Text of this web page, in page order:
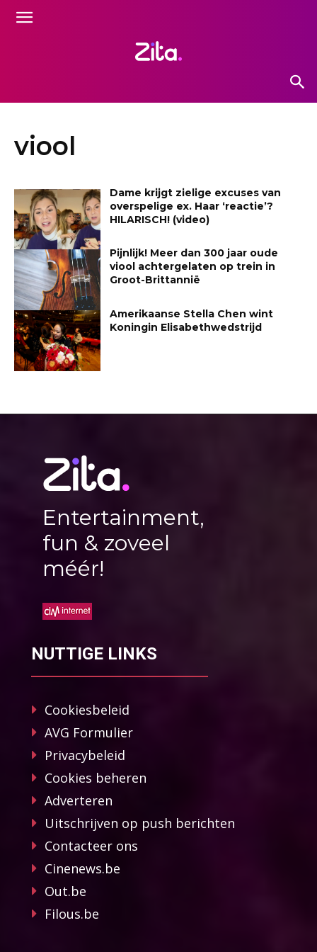
viool
Dame krijgt zielige excuses van
overspelige ex. Haar ‘reactie’?
HILARISCH! (video)
Pijnlijk! Meer dan 300 jaar oude
viool achtergelaten op trein in
Groot-Brittannië
Amerikaanse Stella Chen wint
Koningin Elisabethwedstrijd
Entertainment,
fun & zoveel
méér!
NUTTIGE LINKS
Cookiesbeleid
AVG Formulier
Privacybeleid
Cookies beheren
Adverteren
Uitschrijven op push berichten
Contacteer ons
Cinenews.be
Out.be
Filous.be